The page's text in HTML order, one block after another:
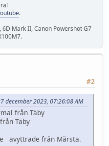
.
6D Mark II, Canon Powershot G7
#2
december 2023, 07:26:08 AM
från Täby
Täby
avyttrade från Märsta.